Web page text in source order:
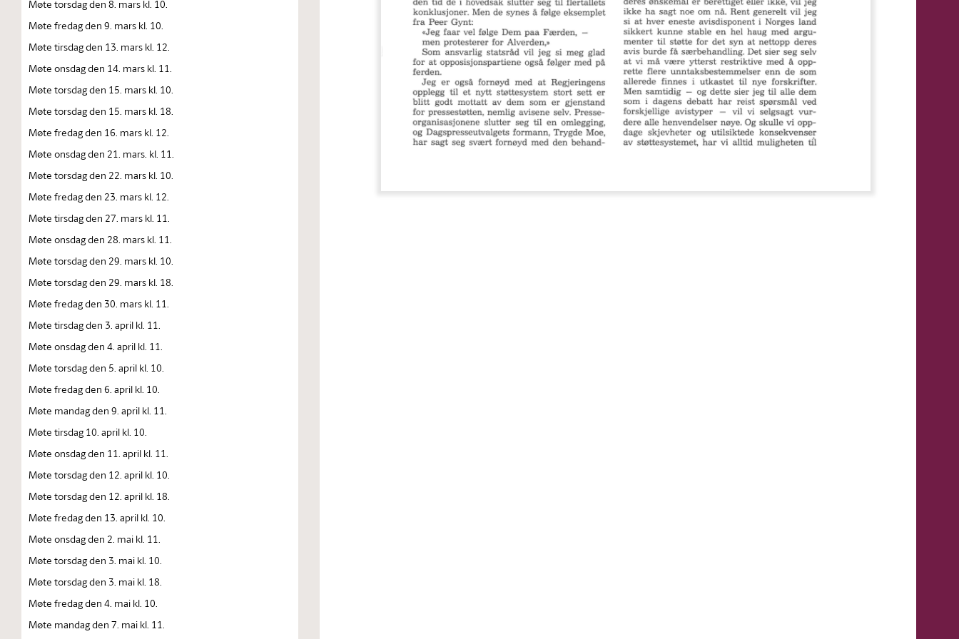
Møte torsdag den 8. mars kl. 10.
Møte fredag den 9. mars kl. 10.
Møte tirsdag den 13. mars kl. 12.
Møte onsdag den 14. mars kl. 11.
Møte torsdag den 15. mars kl. 10.
Møte torsdag den 15. mars kl. 18.
Møte fredag den 16. mars kl. 12.
Møte onsdag den 21. mars. kl. 11.
Møte torsdag den 22. mars kl. 10.
Møte fredag den 23. mars kl. 12.
Møte tirsdag den 27. mars kl. 11.
Møte onsdag den 28. mars kl. 11.
Møte torsdag den 29. mars kl. 10.
Møte torsdag den 29. mars kl. 18.
Møte fredag den 30. mars kl. 11.
Møte tirsdag den 3. april kl. 11.
Møte onsdag den 4. april kl. 11.
Møte torsdag den 5. april kl. 10.
Møte fredag den 6. april kl. 10.
Møte mandag den 9. april kl. 11.
Møte tirsdag 10. april kl. 10.
Møte onsdag den 11. april kl. 11.
Møte torsdag den 12. april kl. 10.
Møte torsdag den 12. april kl. 18.
Møte fredag den 13. april kl. 10.
Møte onsdag den 2. mai kl. 11.
Møte torsdag den 3. mai kl. 10.
Møte torsdag den 3. mai kl. 18.
Møte fredag den 4. mai kl. 10.
Møte mandag den 7. mai kl. 11.